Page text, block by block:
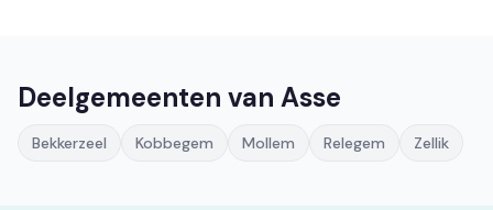
Deelgemeenten van Asse
Bekkerzeel Kobbegem Mollem Relegem Zellik